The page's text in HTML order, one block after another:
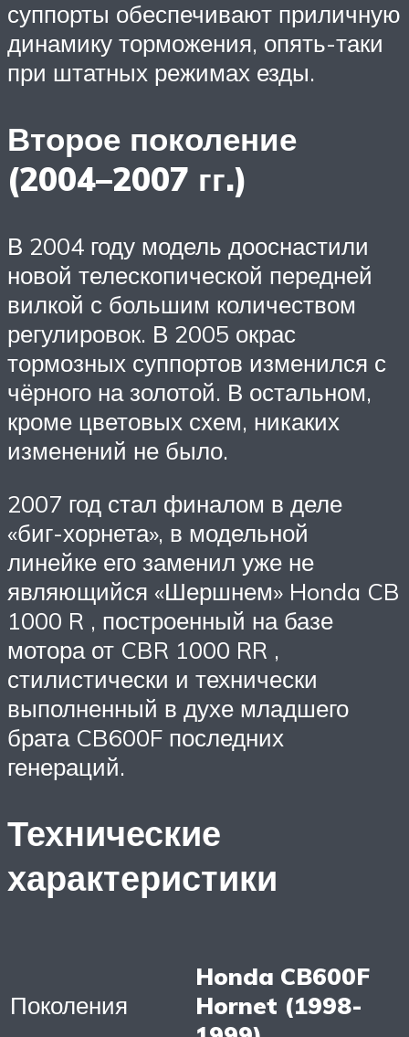
суппорты обеспечивают приличную
динамику торможения, опять-таки
при штатных режимах езды.
Второе поколение
(2004–2007 гг.)
В 2004 году модель дооснастили
новой телескопической передней
вилкой с большим количеством
регулировок. В 2005 окрас
тормозных суппортов изменился с
чёрного на золотой. В остальном,
кроме цветовых схем, никаких
изменений не было.
2007 год стал финалом в деле
«биг-хорнета», в модельной
линейке его заменил уже не
являющийся «Шершнем» Honda CB
1000 R , построенный на базе
мотора от CBR 1000 RR ,
стилистически и технически
выполненный в духе младшего
брата CB600F последних
генераций.
Технические
характеристики
Поколения
Honda CB600F
Hornet (1998-